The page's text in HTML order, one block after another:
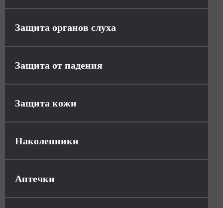
Защита органов слуха
Защита от падения
Защита кожи
Наколенники
Аптечки